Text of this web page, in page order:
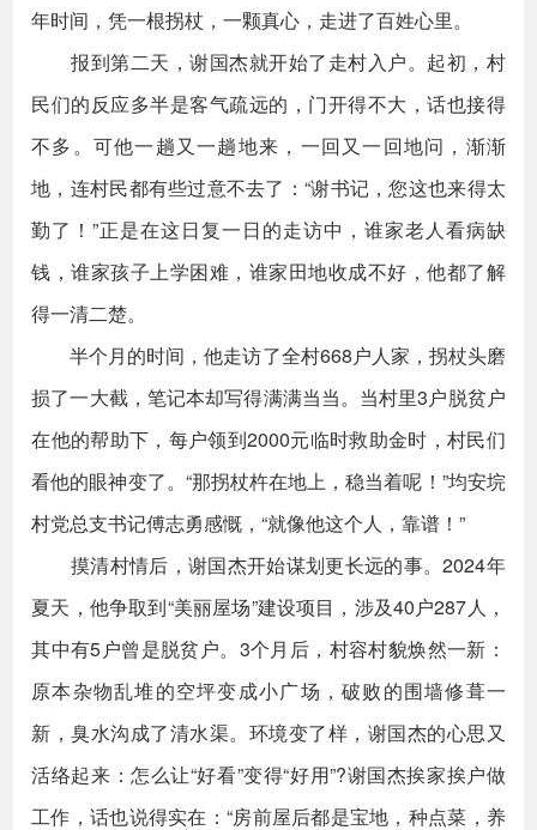
年时间，凭一根拐杖，一颗真心，走进了百姓心里。
报到第二天，谢国杰就开始了走村入户。起初，村
民们的反应多半是客气疏远的，门开得不大，话也接得
不多。可他一趟又一趟地来，一回又一回地问，渐渐
地，连村民都有些过意不去了：“谢书记，您这也来得太
勤了！”正是在这日复一日的走访中，谁家老人看病缺
钱，谁家孩子上学困难，谁家田地收成不好，他都了解
得一清二楚。
半个月的时间，他走访了全村668户人家，拐杖头磨
损了一大截，笔记本却写得满满当当。当村里3户脱贫户
在他的帮助下，每户领到2000元临时救助金时，村民们
看他的眼神变了。“那拐杖杵在地上，稳当着呢！”均安垸
村党总支书记傅志勇感慨，“就像他这个人，靠谱！”
摸清村情后，谢国杰开始谋划更长远的事。2024年
夏天，他争取到“美丽屋场”建设项目，涉及40户287人，
其中有5户曾是脱贫户。3个月后，村容村貌焕然一新：
原本杂物乱堆的空坪变成小广场，破败的围墙修葺一
新，臭水沟成了清水渠。环境变了样，谢国杰的心思又
活络起来：怎么让“好看”变得“好用”?谢国杰挨家挨户做
工作，话也说得实在：“房前屋后都是宝地，种点菜，养